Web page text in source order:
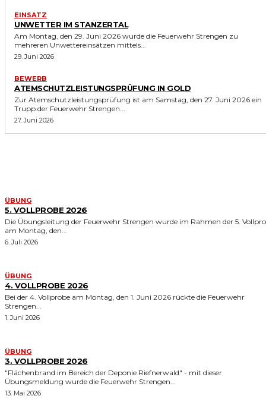
EINSATZ
UNWETTER IM STANZERTAL
Am Montag, den 29. Juni 2026 wurde die Feuerwehr Strengen zu
mehreren Unwettereinsätzen mittels...
29. Juni 2026
BEWERB
ATEMSCHUTZLEISTUNGSPRÜFUNG IN GOLD
Zur Atemschutzleistungsprüfung ist am Samstag, den 27. Juni 2026 ein
Trupp der Feuerwehr Strengen...
27. Juni 2026
ÜBUNG
5. VOLLPROBE 2026
Die Übungsleitung der Feuerwehr Strengen wurde im Rahmen der 5.
am Montag, den...
6. Juli 2026
ÜBUNG
4. VOLLPROBE 2026
Bei der 4. Vollprobe am Montag, den 1. Juni 2026 rückte die Feuerwehr
Strengen...
1. Juni 2026
ÜBUNG
3. VOLLPROBE 2026
"Flächenbrand im Bereich der Deponie Riefnerwald" - mit dieser
Übungsmeldung wurde die Feuerwehr Strengen...
13. Mai 2026